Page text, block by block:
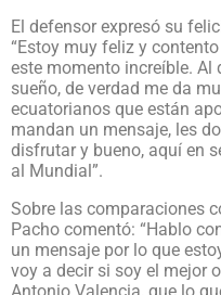
El defensor expresó su
“Estoy muy feliz y
este momento increíble. Al
sueño, de verdad me da
ecuatorianos que están
mandan un mensaje, les
disfrutar y bueno, aquí en
al Mundial”.
Sobre las comparaciones
Pacho comentó: “Hablo
un mensaje por lo que
voy a decir si soy el mejor